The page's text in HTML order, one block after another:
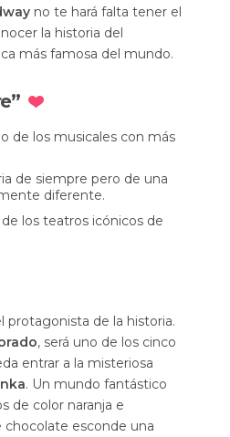
no te hará falta tener el
la historia del
más famosa del mundo.
de los musicales con más
de siempre pero de una
diferente.
los teatros icónicos de
protagonista de la historia.
, será uno de los cinco
entrar a la misteriosa
. Un mundo fantástico
de color naranja e
esconde una